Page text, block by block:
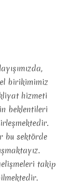
birikimimiz
hizmeti
beklentileri
bu sektörde
takip